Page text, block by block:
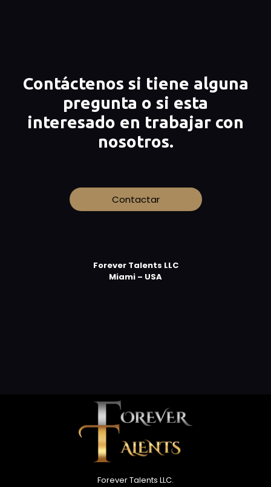
Contáctenos si tiene alguna
pregunta o si esta
interesado en trabajar con
nosotros.
Contactar
Forever Talents LLC
Miami – USA
Forever Talents LLC.